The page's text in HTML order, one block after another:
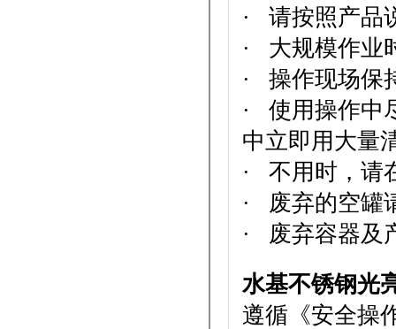
· 请按照产品
· 大规模作业
· 操作现场保
· 使用操作中
中立即用大量
· 不用时，请
· 废弃的空罐
· 废弃容器及
水基不锈钢光
遵循《安全操